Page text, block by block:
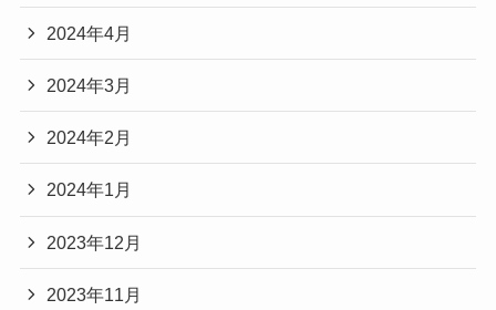
2024年4月
2024年3月
2024年2月
2024年1月
2023年12月
2023年11月